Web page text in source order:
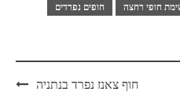
חופי רחצה חופים נפרדים
חוף צאנז נפרד בנתניה